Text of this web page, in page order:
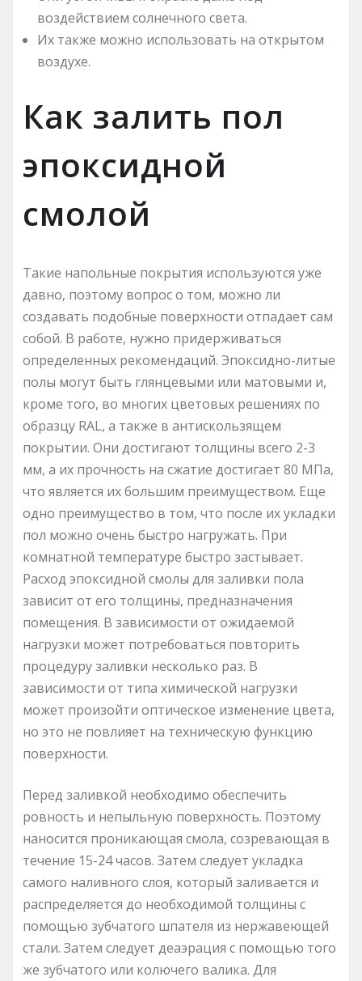
воздействием солнечного света.
Их также можно использовать на открытом
воздухе.
Как залить пол
эпоксидной
смолой
Такие напольные покрытия используются уже
давно, поэтому вопрос о том, можно ли
создавать подобные поверхности отпадает сам
собой. В работе, нужно придерживаться
определенных рекомендаций. Эпоксидно-литые
полы могут быть глянцевыми или матовыми и,
кроме того, во многих цветовых решениях по
образцу RAL, а также в антискользящем
покрытии. Они достигают толщины всего 2-3
мм, а их прочность на сжатие достигает 80 МПа,
что является их большим преимуществом. Еще
одно преимущество в том, что после их укладки
пол можно очень быстро нагружать. При
комнатной температуре быстро застывает.
Расход эпоксидной смолы для заливки пола
зависит от его толщины, предназначения
помещения. В зависимости от ожидаемой
нагрузки может потребоваться повторить
процедуру заливки несколько раз. В
зависимости от типа химической нагрузки
может произойти оптическое изменение цвета,
но это не повлияет на техническую функцию
поверхности.
Перед заливкой необходимо обеспечить
ровность и непыльную поверхность. Поэтому
наносится проникающая смола, созревающая в
течение 15-24 часов. Затем следует укладка
самого наливного слоя, который заливается и
распределяется до необходимой толщины с
помощью зубчатого шпателя из нержавеющей
стали. Затем следует деаэрация с помощью того
же зубчатого или колючего валика. Для